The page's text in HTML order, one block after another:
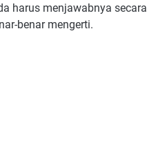
harus menjawabnya secara
benar mengerti.